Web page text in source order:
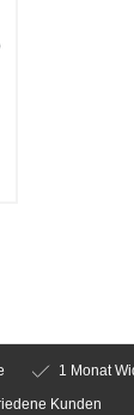
1 Monat
Kunden